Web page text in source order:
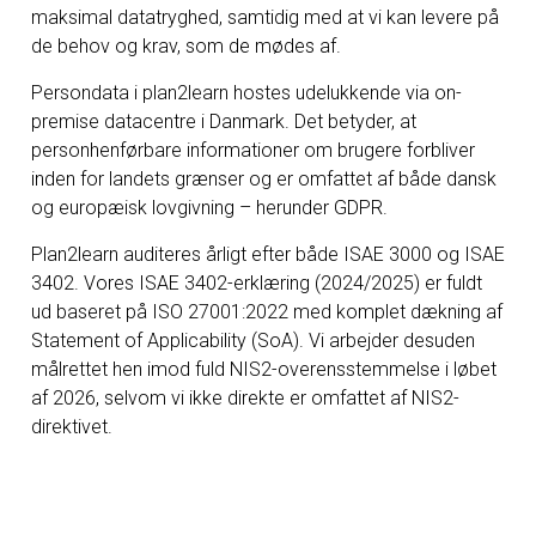
maksimal datatryghed, samtidig med at vi kan levere på
de behov og krav, som de mødes af.
Persondata i plan2learn hostes udelukkende via on-
premise datacentre i Danmark. Det betyder, at
personhenførbare informationer om brugere forbliver
inden for landets grænser og er omfattet af både dansk
og europæisk lovgivning – herunder GDPR.
Plan2learn auditeres årligt efter både ISAE 3000 og ISAE
3402. Vores ISAE 3402-erklæring (2024/2025) er fuldt
ud baseret på ISO 27001:2022 med komplet dækning af
Statement of Applicability (SoA). Vi arbejder desuden
målrettet hen imod fuld NIS2-overensstemmelse i løbet
af 2026, selvom vi ikke direkte er omfattet af NIS2-
direktivet.